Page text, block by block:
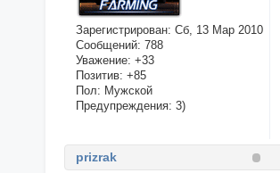
Зарегистрирован: Сб, 13 Мар 2010
Сообщений: 788
Уважение: +33
Позитив: +85
Пол: Мужской
Предупреждения: 3)
prizrak